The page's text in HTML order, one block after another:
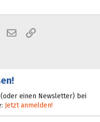
E-MailLink
einen Newsletter) bei
Jetzt anmelden!